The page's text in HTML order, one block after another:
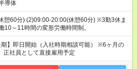
導体
憩60分) (2)09:00-20:00(休憩60分) ※3勤3休ま
10～11時間の変形労働時間制。
】即日開始（入社時期相談可能） ※6ヶ月の
正社員として直接雇用予定